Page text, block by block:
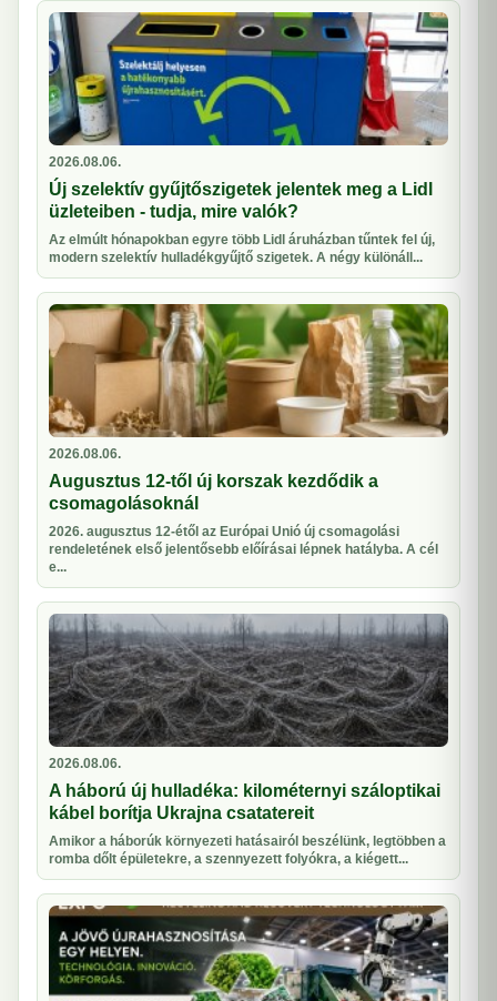
2026.08.06.
Új szelektív gyűjtőszigetek jelentek meg a Lidl
üzleteiben - tudja, mire valók?
Az elmúlt hónapokban egyre több Lidl áruházban tűntek fel új,
modern szelektív hulladékgyűjtő szigetek. A négy különáll...
2026.08.06.
Augusztus 12-től új korszak kezdődik a
csomagolásoknál
2026. augusztus 12-étől az Európai Unió új csomagolási
rendeletének első jelentősebb előírásai lépnek hatályba. A cél
e...
2026.08.06.
A háború új hulladéka: kilométernyi száloptikai
kábel borítja Ukrajna csatatereit
Amikor a háborúk környezeti hatásairól beszélünk, legtöbben a
romba dőlt épületekre, a szennyezett folyókra, a kiégett...